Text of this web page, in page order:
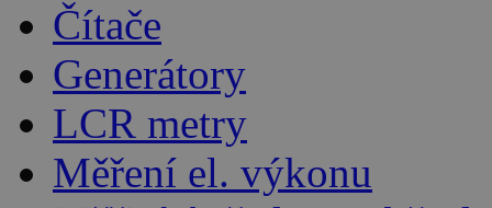
Čítače
Generátory
LCR metry
Měření el. výkonu